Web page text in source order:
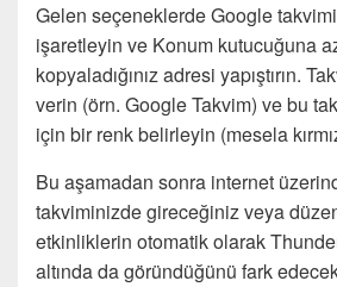
Gelen seçeneklerde Google
işaretleyin ve Konum kutucuğuna
kopyaladığınız adresi yapıştırın.
verin (örn. Google Takvim) ve bu
için bir renk belirleyin (mesela
Bu aşamadan sonra internet
takviminizde gireceğiniz veya
etkinliklerin otomatik olarak
altında da göründüğünü fark